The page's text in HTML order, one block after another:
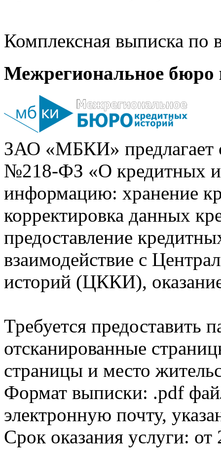
Комплексная выписка
Межрегиональное бюро
ЗАО «МБКИ» предлагает
№218-ФЗ «О кредитных
информацию: хранение
корректировка данных
предоставление
взаимодействие с
историй (ЦККИ),
Требуется предоставить
отсканированные
страницы и место
Формат выписки: .pdf
электронную почту,
Срок оказания услуги: от